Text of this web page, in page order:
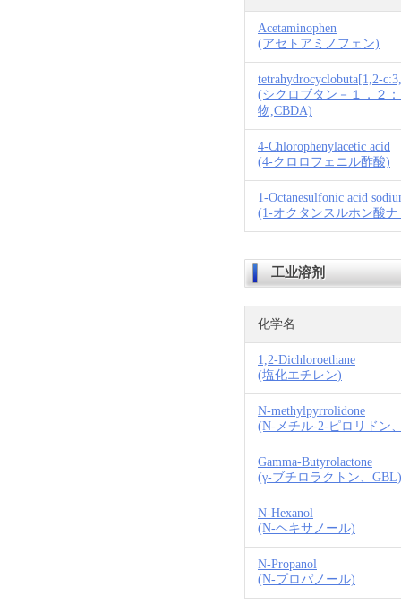
Acetaminophen
(アセトアミノフェン)
tetrahydrocyclobuta[1,2-
(シクロブタン－１，２
物,CBDA)
4-Chlorophenylacetic acid
(4-クロロフェニル酢酸)
1-Octanesulfonic acid
(1-オクタンスルホン酸
工业溶剂
化学名
1,2-Dichloroethane
(塩化エチレン)
N-methylpyrrolidone
(N-メチル-2-ピロリドン
Gamma-Butyrolactone
(γ-ブチロラクトン、GBL)
N-Hexanol
(N-ヘキサノール)
N-Propanol
(N-プロパノール)